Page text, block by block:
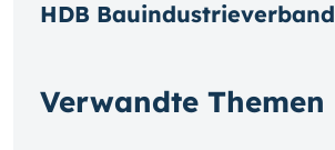
Verwandte Themen
HDB Bauindustrieverband